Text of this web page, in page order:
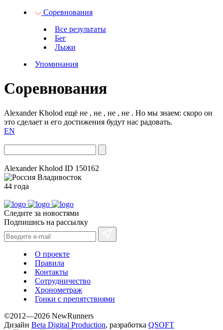
Соревнования
Все результаты
Бег
Лыжи
Упоминания
Соревнования
Alexander Kholod ещё не , не , не , не . Но мы знаем: скоро он
это сделает и его достижения будут нас радовать.
EN
Alexander Kholod ID 150162
Владивосток
44 года
Следите за новостями
Подпишись на рассылку
О проекте
Правила
Контакты
Сотрудничество
Хронометраж
Гонки с препятствиями
©2012—2026 NewRunners
Дизайн Beta Digital Production, разработка QSOFT